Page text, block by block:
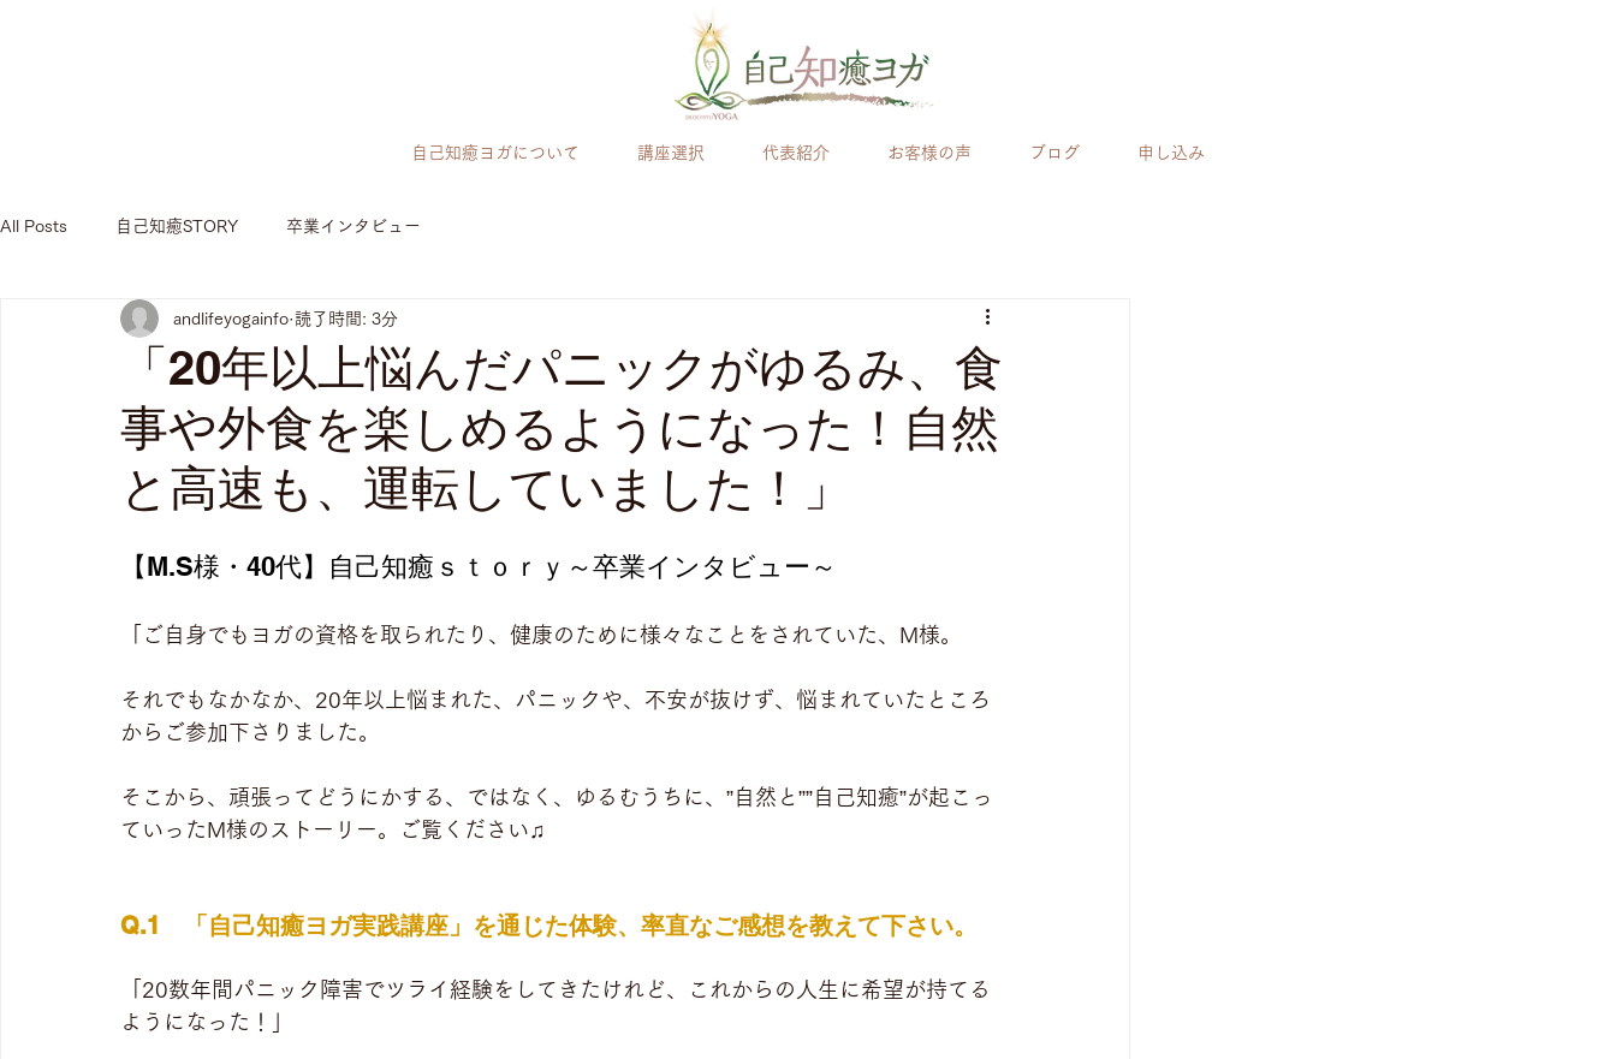
自己知癒ヨガについて 講座選択 代表紹介 お客様の声 ブログ 申し込み
All Posts 自己知癒STORY 卒業インタビュー
「20年以上悩んだパニックがゆるみ、食
事や外食を楽しめるようになった！自然
と高速も、運転していました！」
andlifeyogainfo 読了時間: 3分
【M.S様・40代】自己知癒ｓｔｏｒｙ～卒業インタビュー～
「ご自身でもヨガの資格を取られたり、健康のために様々なことをされていた、M様。
それでもなかなか、20年以上悩まれた、パニックや、不安が抜けず、悩まれていたところ
そこから、頑張ってどうにかする、ではなく、ゆるむうちに、”自然と””自己知癒”が起こっ
ていったM様のストーリー。ご覧ください♫
Q.1　「自己知癒ヨガ実践講座」を通じた体験、率直なご感想を教えて下さい。
「20数年間パニック障害でツライ経験をしてきたけれど、これからの人生に希望が持てる
ようになった！」